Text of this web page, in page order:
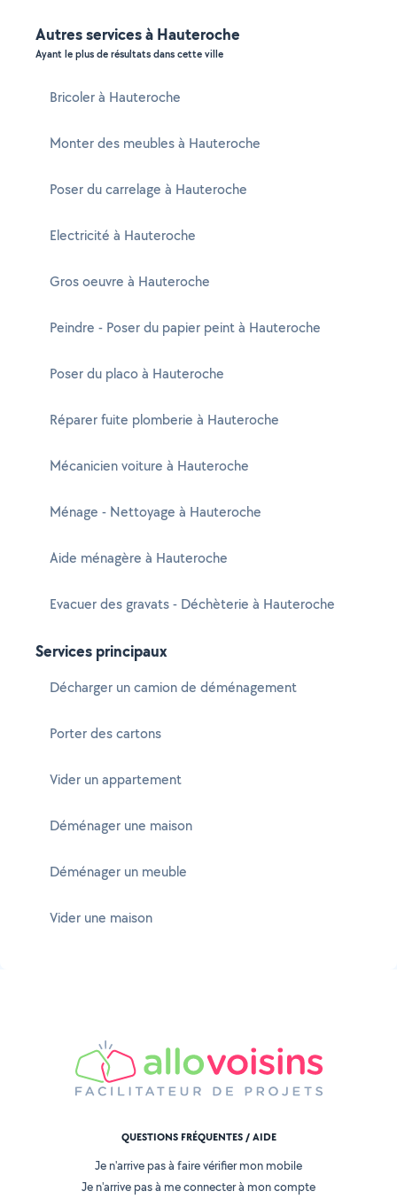
Autres services à Hauteroche
Ayant le plus de résultats dans cette ville
Bricoler à Hauteroche
Monter des meubles à Hauteroche
Poser du carrelage à Hauteroche
Electricité à Hauteroche
Gros oeuvre à Hauteroche
Peindre - Poser du papier peint à Hauteroche
Poser du placo à Hauteroche
Réparer fuite plomberie à Hauteroche
Mécanicien voiture à Hauteroche
Ménage - Nettoyage à Hauteroche
Aide ménagère à Hauteroche
Evacuer des gravats - Déchèterie à Hauteroche
Services principaux
Décharger un camion de déménagement
Porter des cartons
Vider un appartement
Déménager une maison
Déménager un meuble
Vider une maison
QUESTIONS FRÉQUENTES / AIDE
Je n'arrive pas à faire vérifier mon mobile
Je n'arrive pas à me connecter à mon compte